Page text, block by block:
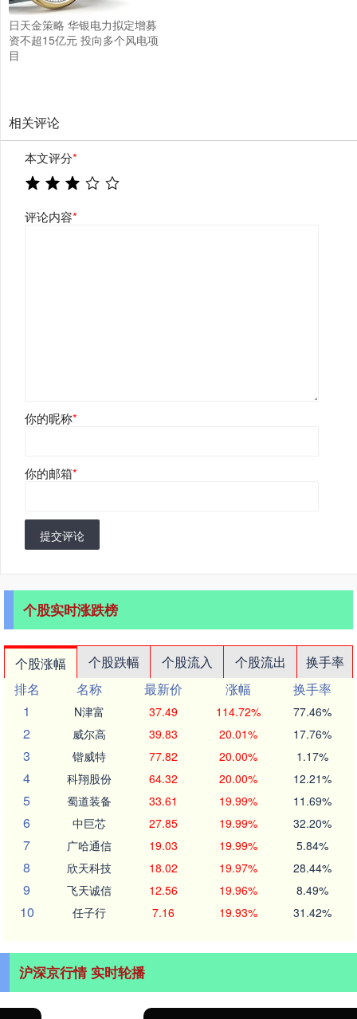
日天金策略 华银电力拟定增募
资不超15亿元 投向多个风电项
目
相关评论
本文评分*
评论内容*
你的昵称*
你的邮箱*
提交评论
个股实时涨跌榜
个股涨幅 个股跌幅 个股流入 个股流出
换手率
排名
名称 最新价 涨幅
换手率
1
N津富 37.49 114.72% 77.46%
2 威尔高 39.83 20.01% 17.76%
3 锴威特 77.82 20.00% 1.17%
4 科翔股份 64.32 20.00% 12.21%
5 蜀道装备 33.61 19.99% 11.69%
6 中巨芯 27.85 19.99% 32.20%
7 广哈通信 19.03 19.99% 5.84%
8 欣天科技 18.02 19.97% 28.44%
9 飞天诚信 12.56 19.96% 8.49%
10 任子行 7.16 19.93% 31.42%
沪深京行情 实时轮播